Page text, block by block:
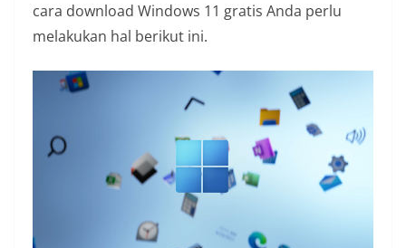
n
T
H
o
x
cara download Windows 11 gratis Anda perlu
melakukan hal berikut ini.